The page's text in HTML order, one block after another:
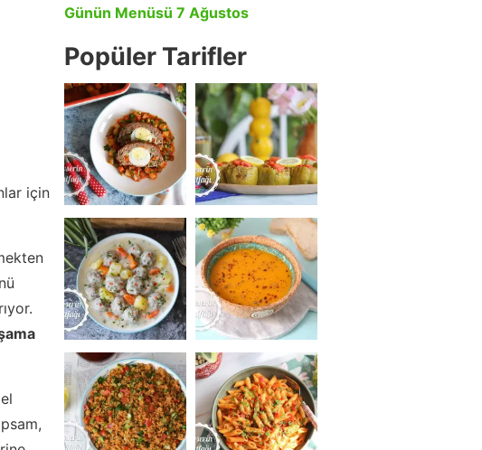
için
Günün Menüsü 7 Ağustos
Popüler Tarifler